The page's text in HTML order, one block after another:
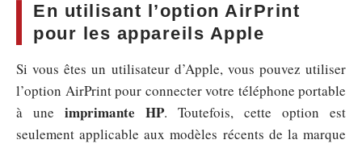
En utilisant l’option AirPrint
pour les appareils Apple
Si vous êtes un utilisateur d’Apple, vous pouvez utiliser
l’option AirPrint pour connecter votre téléphone portable
à une imprimante HP. Toutefois, cette option est
seulement applicable aux modèles récents de la marque